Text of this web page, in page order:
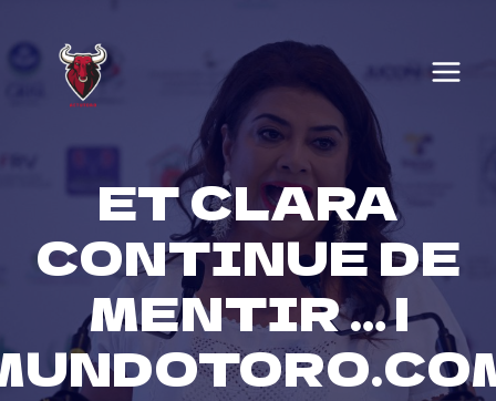
to
content
ET CLARA
CONTINUE DE
MENTIR … |